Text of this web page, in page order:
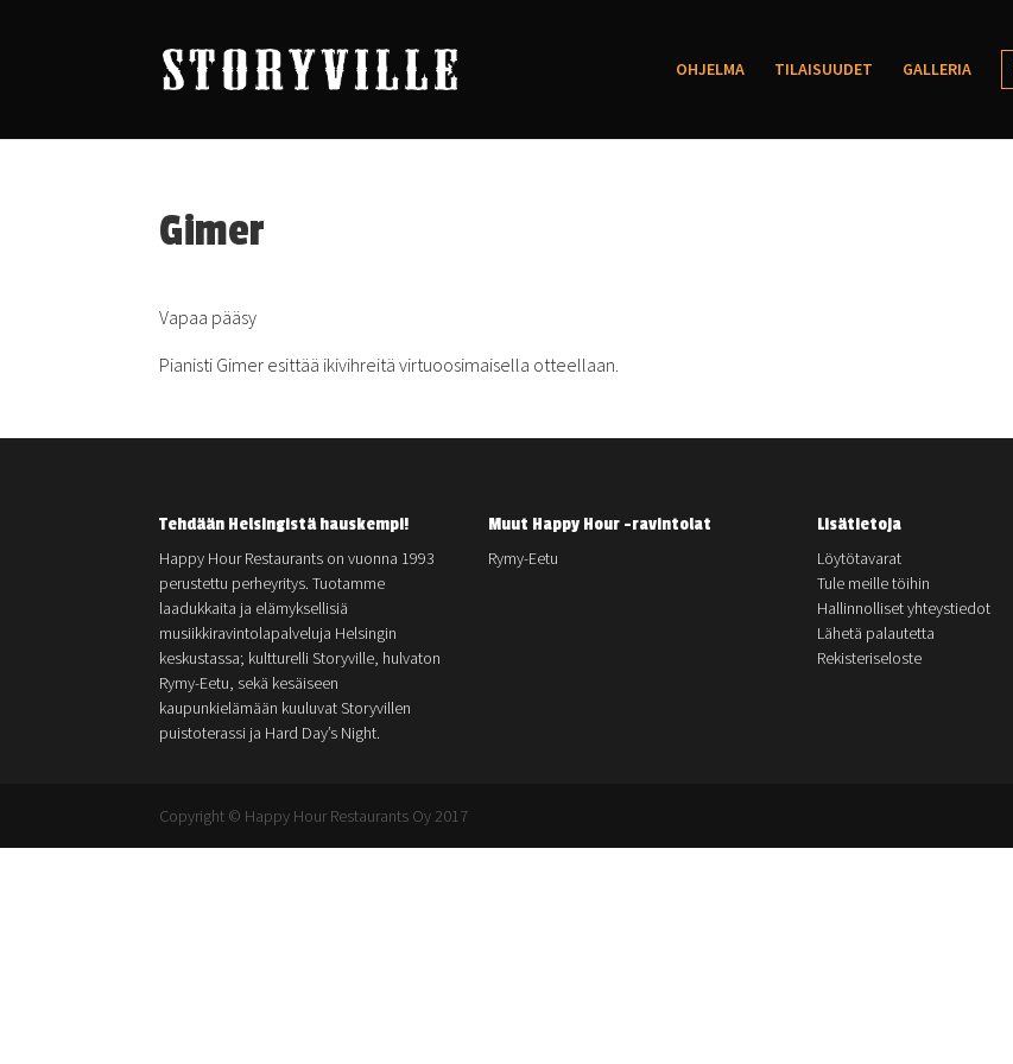
OHJELMA TILAISUUDET GALLERIA
Gimer
Vapaa pääsy
Pianisti Gimer esittää ikivihreitä virtuoosimaisella otteellaan.
Tehdään Helsingistä hauskempi!
Happy Hour Restaurants on vuonna 1993
perustettu perheyritys. Tuotamme
laadukkaita ja elämyksellisiä
musiikkiravintolapalveluja Helsingin
keskustassa; kultturelli Storyville, hulvaton
Rymy-Eetu, sekä kesäiseen
kaupunkielämään kuuluvat Storyvillen
puistoterassi ja Hard Day’s Night.
Muut Happy Hour -ravintolat
Rymy-Eetu
Lisätietoja
Löytötavarat
Tule meille töihin
Hallinnolliset yhteystiedot
Lähetä palautetta
Rekisteriseloste
Copyright © Happy Hour Restaurants Oy 2017